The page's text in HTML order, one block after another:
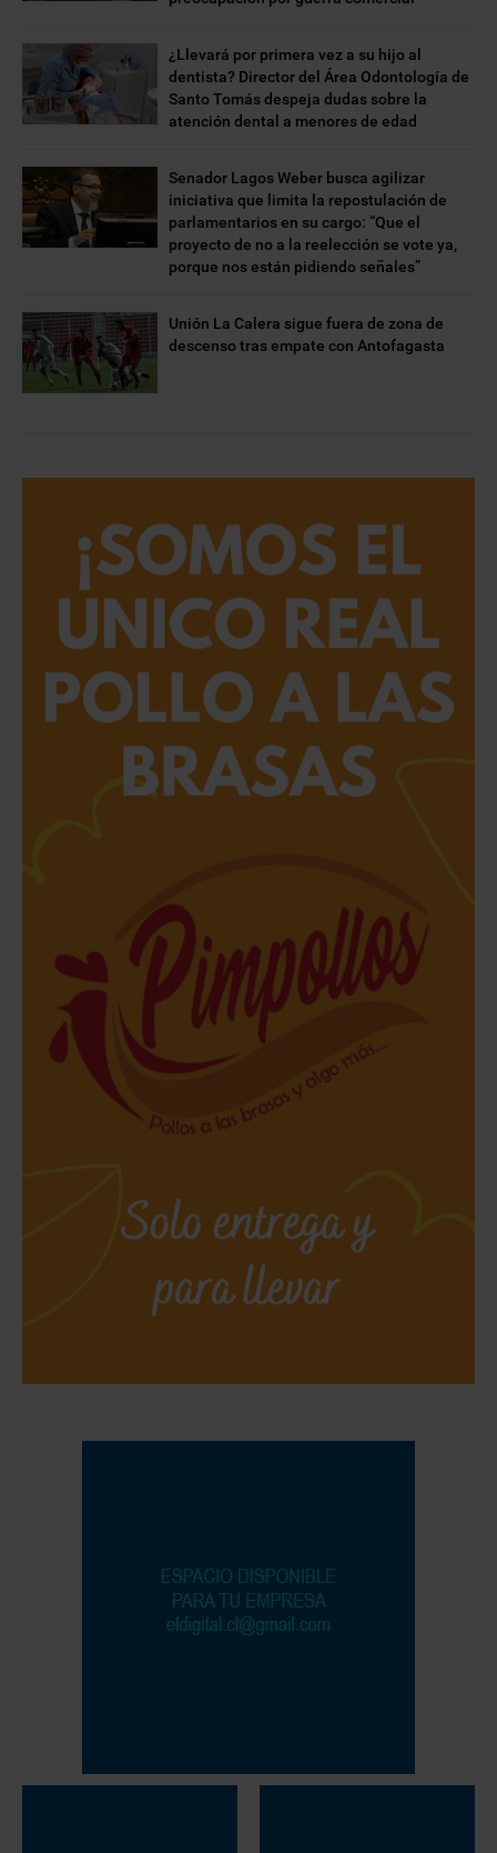
¿Llevará por primera vez a su hijo al
dentista? Director del Área Odontología de
Santo Tomás despeja dudas sobre la
atención dental a menores de edad
Senador Lagos Weber busca agilizar
iniciativa que limita la repostulación de
parlamentarios en su cargo: “Que el
proyecto de no a la reelección se vote ya,
porque nos están pidiendo señales”
Unión La Calera sigue fuera de zona de
descenso tras empate con Antofagasta